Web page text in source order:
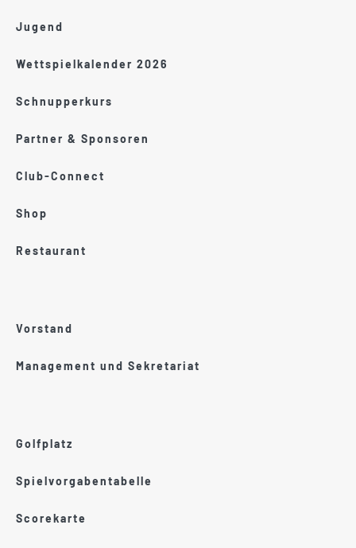
Jugend
Wettspielkalender 2026
Schnupperkurs
Partner & Sponsoren
Club-Connect
Shop
Restaurant
Vorstand
Management und Sekretariat
Golfplatz
Spielvorgabentabelle
Scorekarte